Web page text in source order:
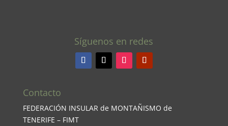
Síguenos en redes
Contacto
FEDERACIÓN INSULAR de MONTAÑISMO de
TENERIFE – FIMT